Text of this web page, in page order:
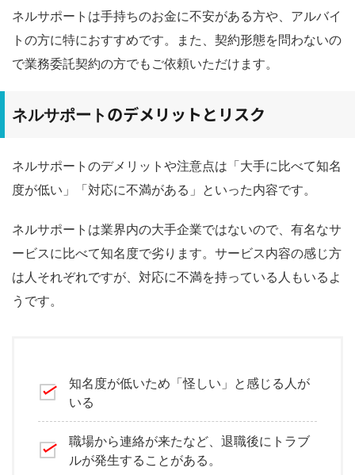
ネルサポートは手持ちのお金に不安がある方や、アルバイ
トの方に特におすすめです。また、契約形態を問わないの
で業務委託契約の方でもご依頼いただけます。
ネルサポート のデメリットとリスク
ネルサポートのデメリットや注意点は「大手に比べて知名
度が低い」「対応に不満がある」といった内容です。
ネルサポートは業界内の大手企業ではないので、有名なサ
ービスに比べて知名度で劣ります。サービス内容の感じ方
は人それぞれですが、対応に不満を持っている人もいるよ
うです。
知名度が低いため「怪しい」と感じる人が
いる
職場から連絡が来たなど、退職後にトラブ
ルが発生することがある。